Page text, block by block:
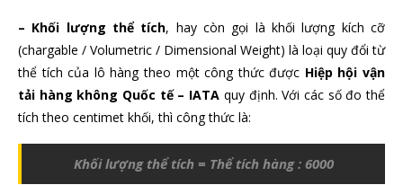
– Khối lượng thể tích, hay còn gọi là khối lượng kích cỡ
(chargable / Volumetric / Dimensional Weight) là loại quy đổi từ
thể tích của lô hàng theo một công thức được Hiệp hội vận
tải hàng không Quốc tế – IATA quy định. Với các số đo thể
tích theo centimet khối, thì công thức là:
Khối lượng thể tích = Thể tích hàng : 6000